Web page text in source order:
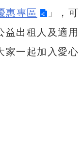
惠專區
」，可
益出租人及適用
家一起加入愛心